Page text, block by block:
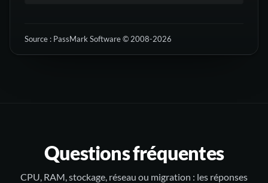
Source : PassMark Software © 2008-2026
Questions fréquentes
CPU, RAM, stockage, réseau ou migration : les réponses